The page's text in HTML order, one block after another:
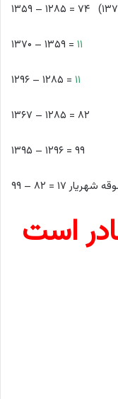
– ۱۲۸۵ = ۷۴ (۱۳۷۴)!!!!
۱۳۷۰ – ۱۳۵۹ = ۱۱
۱۲۹۶ – ۱۲۸۵ = ۱۱
۱۳۶۷ – ۱۲۸۵ = ۸۲
۱۳۹۵ – ۱۲۹۶ = ۹۹
شهریار
است